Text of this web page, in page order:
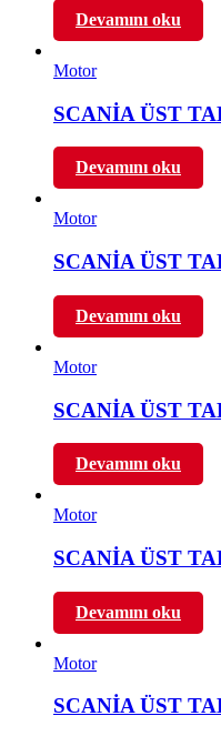
Devamını oku
Motor
SCANİA ÜST
Devamını oku
Motor
SCANİA ÜST
Devamını oku
Motor
SCANİA ÜST
Devamını oku
Motor
SCANİA ÜST
Devamını oku
Motor
SCANİA ÜST